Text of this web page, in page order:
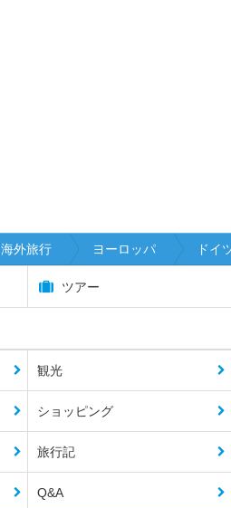
海外旅行 ヨーロッパ ドイ
ツアー
観光
ショッピング
旅行記
Q&A